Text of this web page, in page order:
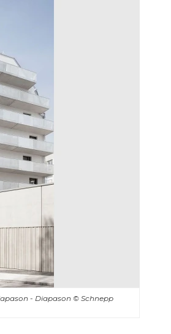
- Diapason© Schnepp